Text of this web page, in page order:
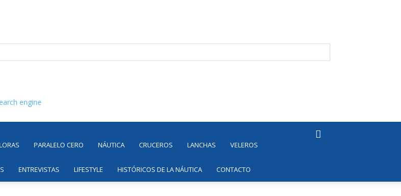
PARALELO CERO NÁUTICA CRUCEROS LANCHAS VELEROS
ENTREVISTAS LIFESTYLE HISTÓRICOS DE LA NÁUTICA CONTACTO